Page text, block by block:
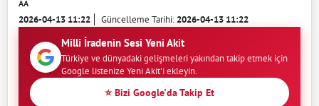
AA
2026-04-13 11:22 Güncelleme Tarihi:2026-04-13 11:22
Milli İradenin Sesi Yeni Akit
Türkiye ve dünyadaki gelişmeleri yakından takip etmek için
Google listenize Yeni Akit'i ekleyin.
⭐ Bizi Google'da Takip Et